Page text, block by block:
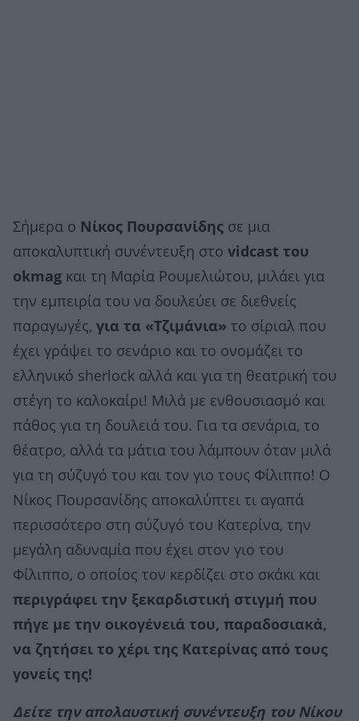
Σήμερα ο Νίκος Πουρσανίδης σε μια
αποκαλυπτική συνέντευξη στο vidcast του
okmag και τη Μαρία Ρουμελιώτου, μιλάει για
την εμπειρία του να δουλεύει σε διεθνείς
παραγωγές, για τα «Τζιμάνια» το σίριαλ που
έχει γράψει το σενάριο και το ονομάζει το
ελληνικό sherlock αλλά και για τη θεατρική του
στέγη το καλοκαίρι! Μιλά με ενθουσιασμό και
πάθος για τη δουλειά του. Για τα σενάρια, το
θέατρο, αλλά τα μάτια του λάμπουν όταν μιλά
για τη σύζυγό του και τον γιο τους Φίλιππο! Ο
Νίκος Πουρσανίδης αποκαλύπτει τι αγαπά
περισσότερο στη σύζυγό του Κατερίνα, την
μεγάλη αδυναμία που έχει στον γιο του
Φίλιππο, ο οποίος τον κερδίζει στο σκάκι και
περιγράφει την ξεκαρδιστική στιγμή που
πήγε με την οικογένειά του, παραδοσιακά,
να ζητήσει το χέρι της Κατερίνας από τους
γονείς της!
Δείτε την απολαυστική συνέντευξη του Νίκου